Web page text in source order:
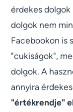
érdekes
dolgok nem
Facebookon is
"cukiságok",
dolgok. A
annyira
"értékrendje"